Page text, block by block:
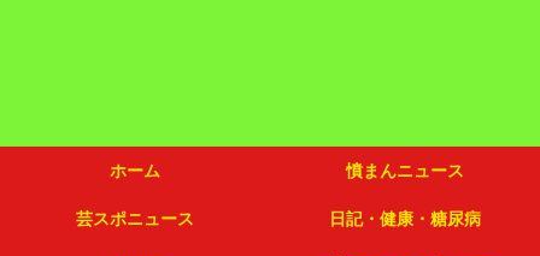
ホーム 憤まんニュース
芸スポニュース 日記・健康・糖尿病